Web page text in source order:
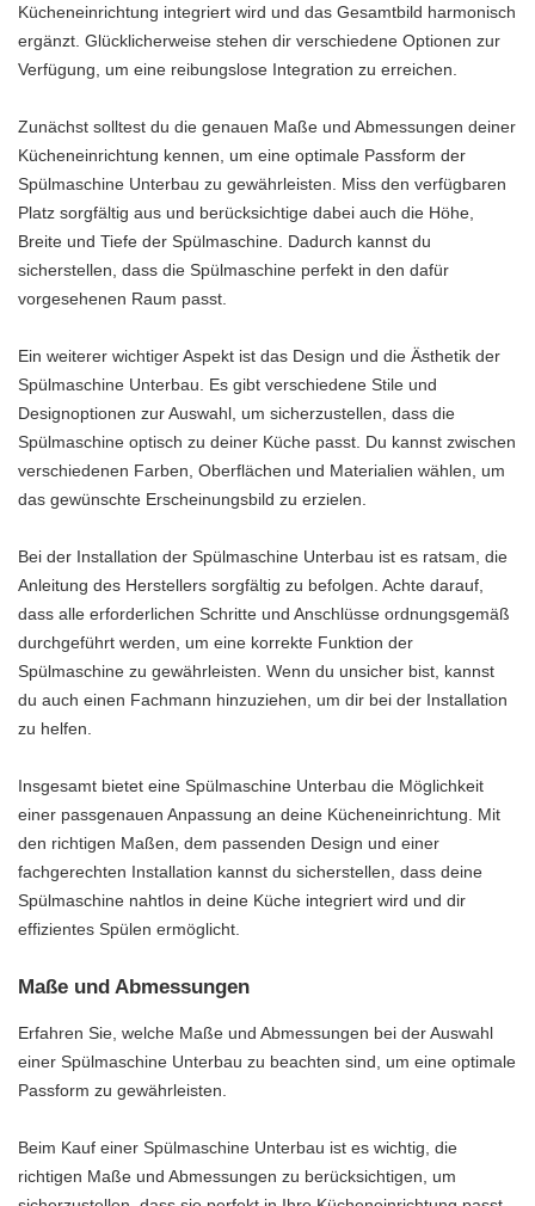
Kücheneinrichtung integriert wird und das Gesamtbild harmonisch
ergänzt. Glücklicherweise stehen dir verschiedene Optionen zur
Verfügung, um eine reibungslose Integration zu erreichen.
Zunächst solltest du die genauen Maße und Abmessungen deiner
Kücheneinrichtung kennen, um eine optimale Passform der
Spülmaschine Unterbau zu gewährleisten. Miss den verfügbaren
Platz sorgfältig aus und berücksichtige dabei auch die Höhe,
Breite und Tiefe der Spülmaschine. Dadurch kannst du
sicherstellen, dass die Spülmaschine perfekt in den dafür
vorgesehenen Raum passt.
Ein weiterer wichtiger Aspekt ist das Design und die Ästhetik der
Spülmaschine Unterbau. Es gibt verschiedene Stile und
Designoptionen zur Auswahl, um sicherzustellen, dass die
Spülmaschine optisch zu deiner Küche passt. Du kannst zwischen
verschiedenen Farben, Oberflächen und Materialien wählen, um
das gewünschte Erscheinungsbild zu erzielen.
Bei der Installation der Spülmaschine Unterbau ist es ratsam, die
Anleitung des Herstellers sorgfältig zu befolgen. Achte darauf,
dass alle erforderlichen Schritte und Anschlüsse ordnungsgemäß
durchgeführt werden, um eine korrekte Funktion der
Spülmaschine zu gewährleisten. Wenn du unsicher bist, kannst
du auch einen Fachmann hinzuziehen, um dir bei der Installation
zu helfen.
Insgesamt bietet eine Spülmaschine Unterbau die Möglichkeit
einer passgenauen Anpassung an deine Kücheneinrichtung. Mit
den richtigen Maßen, dem passenden Design und einer
fachgerechten Installation kannst du sicherstellen, dass deine
Spülmaschine nahtlos in deine Küche integriert wird und dir
effizientes Spülen ermöglicht.
Maße und Abmessungen
Erfahren Sie, welche Maße und Abmessungen bei der Auswahl
einer Spülmaschine Unterbau zu beachten sind, um eine optimale
Passform zu gewährleisten.
Beim Kauf einer Spülmaschine Unterbau ist es wichtig, die
richtigen Maße und Abmessungen zu berücksichtigen, um